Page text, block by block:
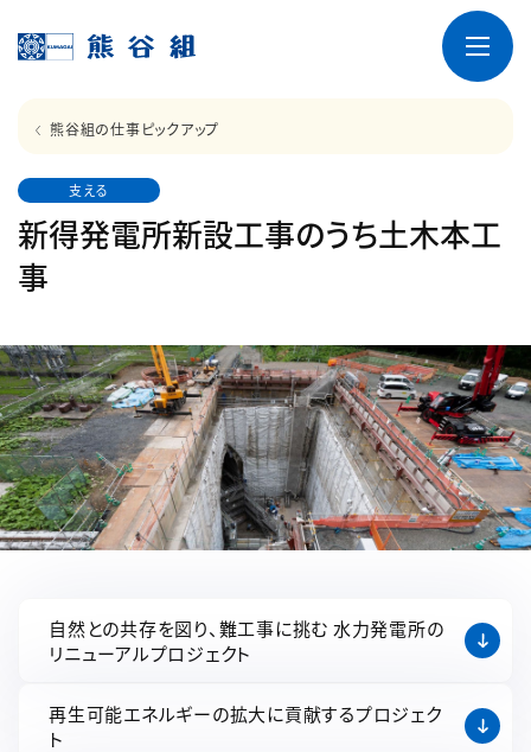
熊谷組の仕事ピックアップ
支える
新得発電所新設工事のうち土木本工
事
自然との共存を図り、難工事に挑む 水力発電所の
リニューアルプロジェクト
再生可能エネルギーの拡大に貢献するプロジェク
ト